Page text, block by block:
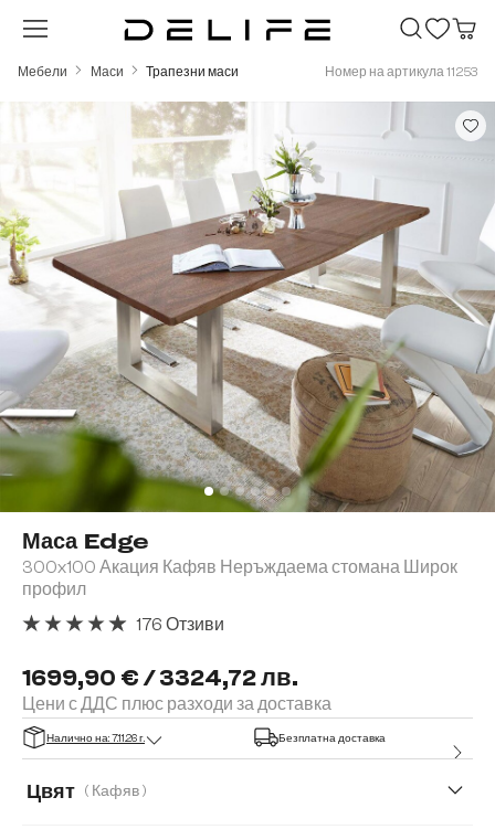
Преминете към основното съдържание
Мебели Маси Трапезни маси Номер на артикула 11253
Маса Edge
300x100 Акация Кафяв Неръждаема стомана Широк
профил
1699,90 € / 3324,72 лв.
Цени с ДДС плюс разходи за доставка
176 Отзиви
Налично на: 7.11.26 г. Безплатна доставка
Цвят ( Кафяв )
Пропуснете галерия с изображения